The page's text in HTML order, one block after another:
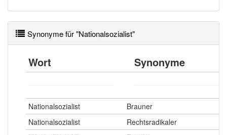
Synonyme für "Nationalsozialist"
Wort Synonyme
Nationalsozialist
Brauner
Nationalsozialist
Rechtsradikaler